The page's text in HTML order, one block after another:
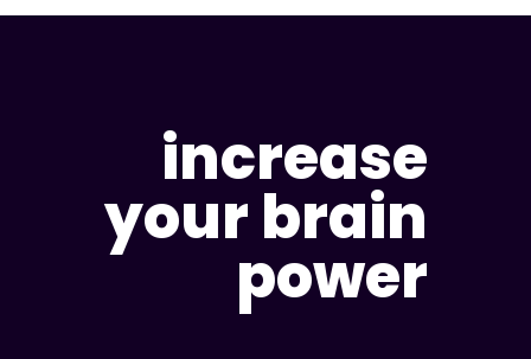
increase
your brain
power